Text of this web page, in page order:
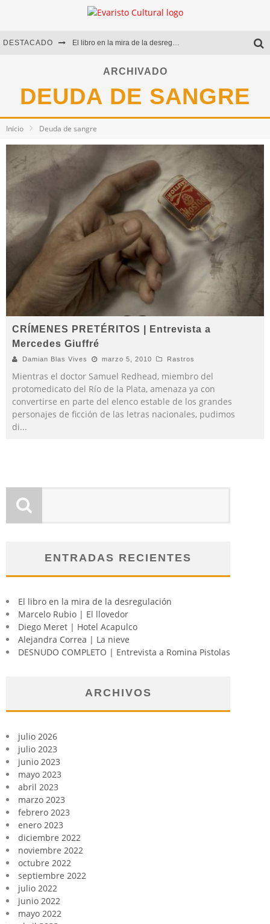
DESTACADO El libro en la mira de la desregulación
Marcelo Rubio | El llovedor
Diego Meret | Hotel Acapulco
Alejandra Correa | La nieve
ARCHIVADO
DEUDA DE SANGRE
Inicio Deuda de sangre
CRÍMENES PRETÉRITOS | Entrevista a
Mercedes Giuffré
Damian Blas Vives marzo 5, 2010 Rastros
Mientras el doctor Samuel Redhead, miembro del
protomedicato del Río de la Plata, amenaza ya con
convertirse en parte del elenco estable de los grandes
personajes de ficción de las letras nacionales, pudimos
di...
ENTRADAS RECIENTES
El libro en la mira de la desregulación
Marcelo Rubio | El llovedor
Diego Meret | Hotel Acapulco
Alejandra Correa | La nieve
DESNUDO COMPLETO | Entrevista a Romina Pistolas
ARCHIVOS
julio 2026
julio 2023
junio 2023
mayo 2023
abril 2023
marzo 2023
febrero 2023
enero 2023
diciembre 2022
noviembre 2022
octubre 2022
septiembre 2022
julio 2022
junio 2022
mayo 2022